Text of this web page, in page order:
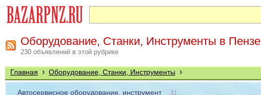
Оборудование, Станки, Инструменты в Пензе
230 объявлений в этой рубрике
Главная › Оборудование, Станки, Инструменты ›
Автосервисное оборудование, инструмент 31